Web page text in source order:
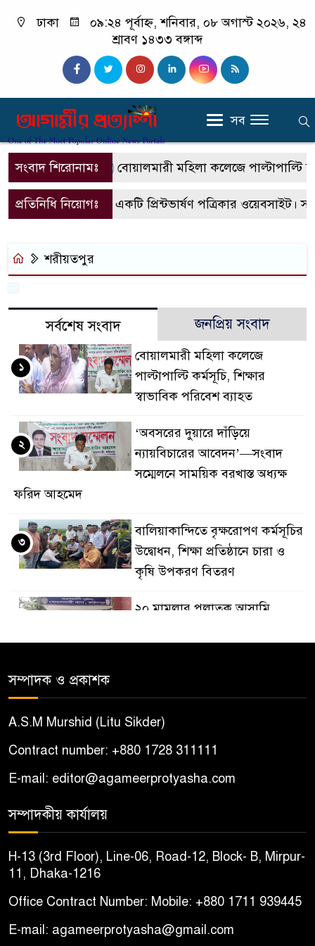
ঢাকা
০৯:২৪ পূর্বাহ্ন, শনিবার, ০৮ অগাস্ট ২০২৬, ২৪
শ্রাবণ ১৪৩৩ বঙ্গাব্দ
সব
সংবাদ শিরোনামঃ বোয়ালমারী মহিলা কলেজে পাল্টাপাল্টি
প্রতিনিধি নিয়োগঃএটি একটি প্রিন্টভার্ষণ পত্রিকার ওয়েবসাইট।
শরীয়তপুর
সর্বশেষ সংবাদ জনপ্রিয় সংবাদ
বোয়ালমারী মহিলা কলেজে
পাল্টাপাল্টি কর্মসূচি, শিক্ষার
স্বাভাবিক পরিবেশ ব্যাহত
১
‘অবসরের দুয়ারে দাঁড়িয়ে
ন্যায়বিচারের আবেদন’—সংবাদ
সম্মেলনে সাময়িক বরখাস্ত অধ্যক্ষ
ফরিদ আহমেদ
২
বালিয়াকান্দিতে বৃক্ষরোপণ কর্মসূচির
উদ্বোধন, শিক্ষা প্রতিষ্ঠানে চারা ও
কৃষি উপকরণ বিতরণ
৩
২০ মামলার পলাতক আসামি
পরিবার
৫
চাল জব্দের ঘটনায় ষড়যন্ত্রের
৬
পরীক্ষা
৭
বোয়ালমারীতে সাবেক কাউন্সিলরের
বাড়ি থেকে ইমাম-মুয়াজ্জিনদের
সম্পাদক ও প্রকাশক
A.S.M Murshid (Litu Sikder)
Contract number: +880 1728 311111
E-mail: editor@agameerprotyasha.com
সম্পাদকীয় কার্যালয়
H-13 (3rd Floor), Line-06, Road-12, Block- B, Mirpur-
11, Dhaka-1216
Office Contract Number: Mobile: +880 1711 939445
E-mail: agameerprotyasha@gmail.com